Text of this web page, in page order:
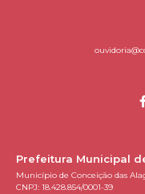
Prefeitura Municipal
Município de Conceição das
CNPJ: 18.428.854/0001-39